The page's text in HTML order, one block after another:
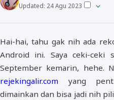
Updated: 24 Agu 2023
Hai-hai, tahu gak nih ada
Android ini. Saya ceki-
September kemarin, hehe.
rejekingalir.com yang
dimainkan dan bisa jadi nih